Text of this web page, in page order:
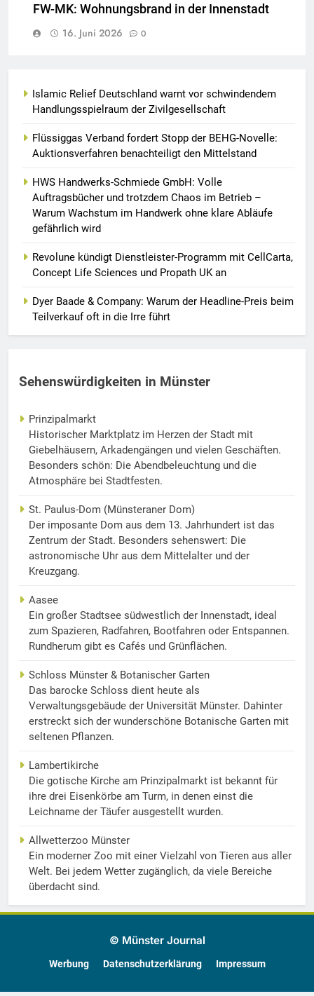
FW-MK: Wohnungsbrand in der Innenstadt
16. Juni 2026
0
Islamic Relief Deutschland warnt vor schwindendem
Handlungsspielraum der Zivilgesellschaft
Flüssiggas Verband fordert Stopp der BEHG-Novelle:
Auktionsverfahren benachteiligt den Mittelstand
HWS Handwerks-Schmiede GmbH: Volle
Auftragsbücher und trotzdem Chaos im Betrieb –
Warum Wachstum im Handwerk ohne klare Abläufe
gefährlich wird
Revolune kündigt Dienstleister-Programm mit CellCarta,
Concept Life Sciences und Propath UK an
Dyer Baade & Company: Warum der Headline-Preis beim
Teilverkauf oft in die Irre führt
Sehenswürdigkeiten in Münster
Prinzipalmarkt
Historischer Marktplatz im Herzen der Stadt mit
Giebelhäusern, Arkadengängen und vielen Geschäften.
Besonders schön: Die Abendbeleuchtung und die
Atmosphäre bei Stadtfesten.
St. Paulus-Dom (Münsteraner Dom)
Der imposante Dom aus dem 13. Jahrhundert ist das
Zentrum der Stadt. Besonders sehenswert: Die
astronomische Uhr aus dem Mittelalter und der
Kreuzgang.
Aasee
Ein großer Stadtsee südwestlich der Innenstadt, ideal
zum Spazieren, Radfahren, Bootfahren oder Entspannen.
Rundherum gibt es Cafés und Grünflächen.
Schloss Münster & Botanischer Garten
Das barocke Schloss dient heute als
Verwaltungsgebäude der Universität Münster. Dahinter
erstreckt sich der wunderschöne Botanische Garten mit
seltenen Pflanzen.
Lambertikirche
Die gotische Kirche am Prinzipalmarkt ist bekannt für
ihre drei Eisenkörbe am Turm, in denen einst die
Leichname der Täufer ausgestellt wurden.
Allwetterzoo Münster
Ein moderner Zoo mit einer Vielzahl von Tieren aus aller
Welt. Bei jedem Wetter zugänglich, da viele Bereiche
überdacht sind.
© Münster Journal
Werbung Datenschutzerklärung Impressum